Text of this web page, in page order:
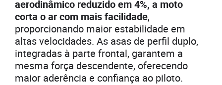
aerodinâmico reduzido em 4%, a moto
corta o ar com mais facilidade,
proporcionando maior estabilidade em
altas velocidades. As asas de perfil duplo,
integradas à parte frontal, garantem a
mesma força descendente, oferecendo
maior aderência e confiança ao piloto.